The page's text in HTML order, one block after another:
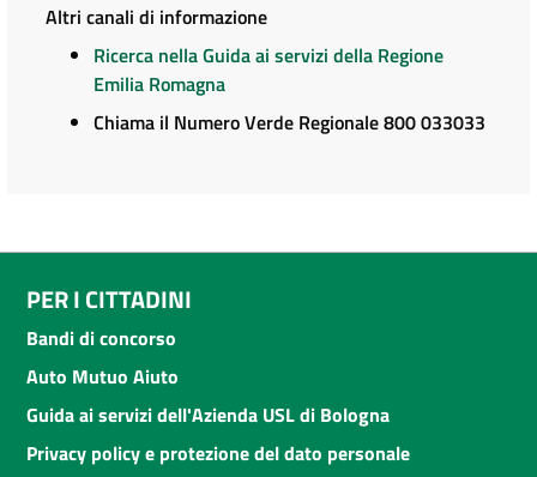
Altri canali di informazione
Ricerca nella Guida ai servizi della Regione
Emilia Romagna
Chiama il Numero Verde Regionale 800 033033
PER I CITTADINI
Bandi di concorso
Auto Mutuo Aiuto
Guida ai servizi dell'Azienda USL di Bologna
Privacy policy e protezione del dato personale